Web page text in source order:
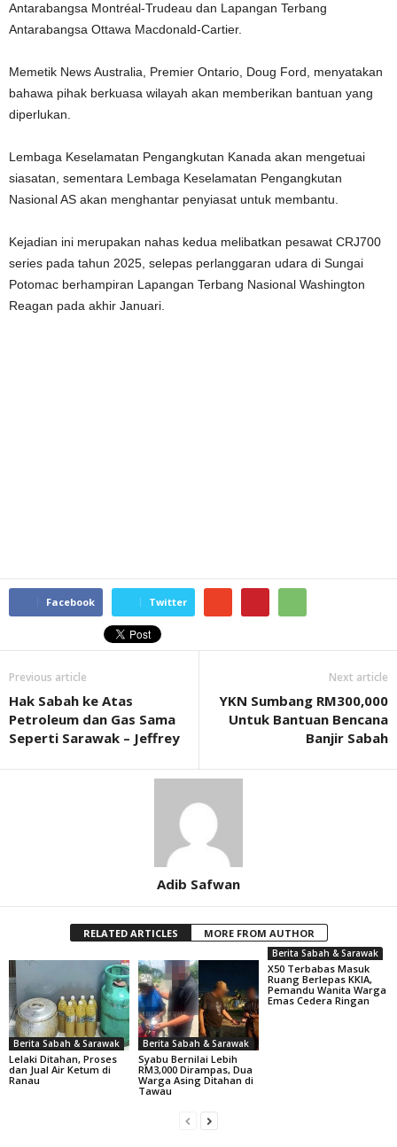
Antarabangsa Montréal-Trudeau dan Lapangan Terbang
Antarabangsa Ottawa Macdonald-Cartier.
Memetik News Australia, Premier Ontario, Doug Ford, menyatakan
bahawa pihak berkuasa wilayah akan memberikan bantuan yang
diperlukan.
Lembaga Keselamatan Pengangkutan Kanada akan mengetuai
siasatan, sementara Lembaga Keselamatan Pengangkutan
Nasional AS akan menghantar penyiasat untuk membantu.
Kejadian ini merupakan nahas kedua melibatkan pesawat CRJ700
series pada tahun 2025, selepas perlanggaran udara di Sungai
Potomac berhampiran Lapangan Terbang Nasional Washington
Reagan pada akhir Januari.
Facebook Twitter
Previous article
Hak Sabah ke Atas
Petroleum dan Gas Sama
Seperti Sarawak – Jeffrey
Next article
YKN Sumbang RM300,000
Untuk Bantuan Bencana
Banjir Sabah
Adib Safwan
RELATED ARTICLES MORE FROM AUTHOR
Berita Sabah & Sarawak
Lelaki Ditahan, Proses
dan Jual Air Ketum di
Ranau
Berita Sabah & Sarawak
Syabu Bernilai Lebih
RM3,000 Dirampas, Dua
Warga Asing Ditahan di
Tawau
Berita Sabah & Sarawak
X50 Terbabas Masuk
Ruang Berlepas KKIA,
Pemandu Wanita Warga
Emas Cedera Ringan